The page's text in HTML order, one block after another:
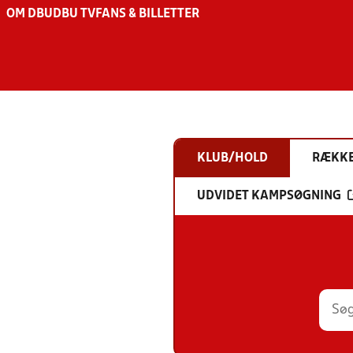
OM DBU DBU TV FANS & BILLETTER
KLUB/HOLD
UDVIDET KAMPSØGNING